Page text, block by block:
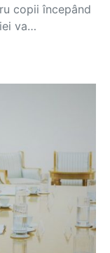
copii începând
va…